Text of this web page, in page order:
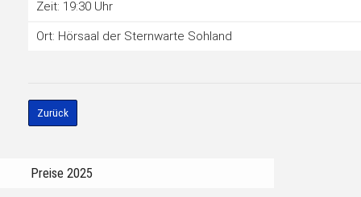
Zeit: 19:30 Uhr
Ort: Hörsaal der Sternwarte Sohland
Zurück
Preise 2025